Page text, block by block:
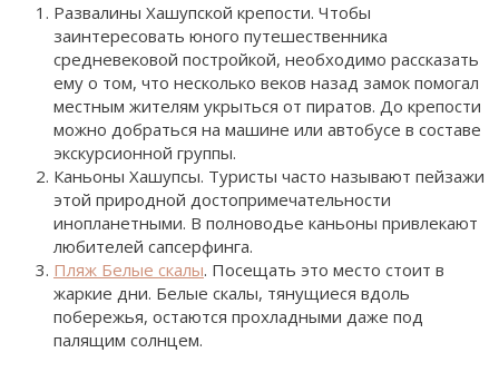
Развалины Хашупской крепости. Чтобы
заинтересовать юного путешественника
средневековой постройкой, необходимо рассказать
ему о том, что несколько веков назад замок помогал
местным жителям укрыться от пиратов. До крепости
можно добраться на машине или автобусе в составе
экскурсионной группы.
Каньоны Хашупсы. Туристы часто называют пейзажи
этой природной достопримечательности
инопланетными. В полноводье каньоны привлекают
любителей сапсерфинга.
Пляж Белые скалы. Посещать это место стоит в
жаркие дни. Белые скалы, тянущиеся вдоль
побережья, остаются прохладными даже под
палящим солнцем.